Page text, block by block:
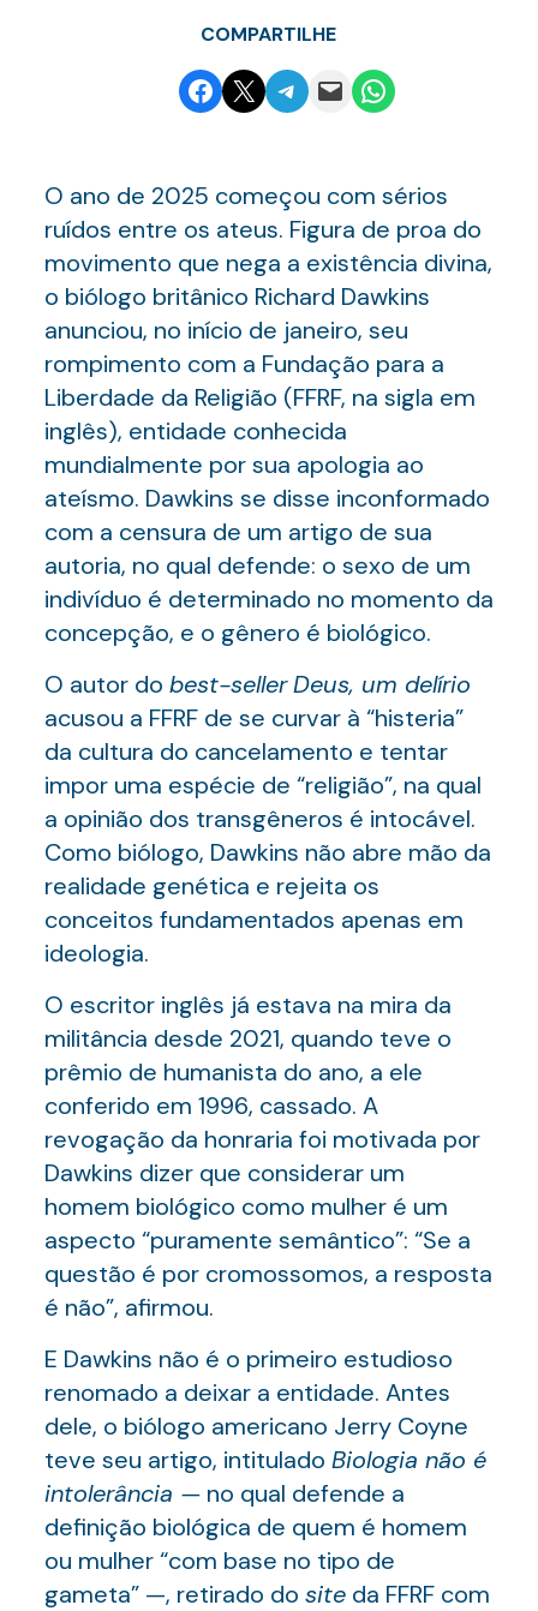
COMPARTILHE
Share on Facebook
Email this PageShare on Telegram
Email this PageShare on WhatsApp
O ano de 2025 começou com sérios
ruídos entre os ateus. Figura de proa do
movimento que nega a existência divina,
o biólogo britânico Richard Dawkins
anunciou, no início de janeiro, seu
rompimento com a Fundação para a
Liberdade da Religião (FFRF, na sigla em
inglês), entidade conhecida
mundialmente por sua apologia ao
ateísmo. Dawkins se disse inconformado
com a censura de um artigo de sua
autoria, no qual defende: o sexo de um
indivíduo é determinado no momento da
concepção, e o gênero é biológico.
O autor do best-sellerDeus, um delírio
acusou a FFRF de se curvar à “histeria”
da cultura do cancelamento e tentar
impor uma espécie de “religião”, na qual
a opinião dos transgêneros é intocável.
Como biólogo, Dawkins não abre mão da
realidade genética e rejeita os
conceitos fundamentados apenas em
ideologia.
O escritor inglês já estava na mira da
militância desde 2021, quando teve o
prêmio de humanista do ano, a ele
conferido em 1996, cassado. A
revogação da honraria foi motivada por
Dawkins dizer que considerar um
homem biológico como mulher é um
aspecto “puramente semântico”: “Se a
questão é por cromossomos, a resposta
é não”, afirmou.
E Dawkins não é o primeiro estudioso
renomado a deixar a entidade. Antes
dele, o biólogo americano Jerry Coyne
teve seu artigo, intitulado Biologia não é
intolerância —no qual defende a
definição biológica de quem é homem
ou mulher “com base no tipo de
gameta” —, retirado do siteda FFRF com